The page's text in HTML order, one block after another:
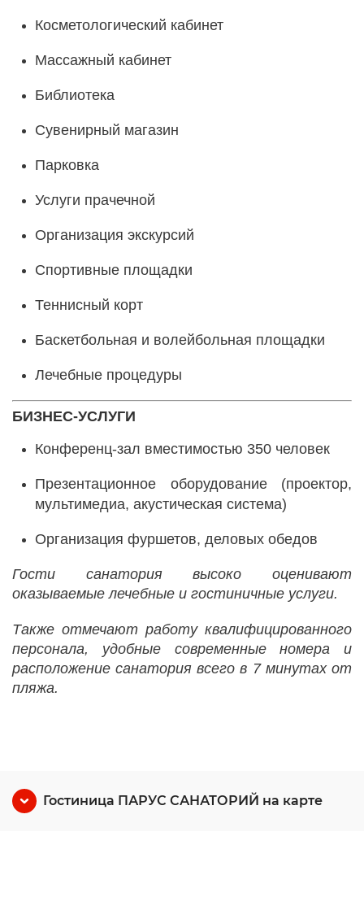
Косметологический кабинет
Массажный кабинет
Библиотека
Сувенирный магазин
Парковка
Услуги прачечной
Организация экскурсий
Спортивные площадки
Теннисный корт
Баскетбольная и волейбольная площадки
Лечебные процедуры
БИЗНЕС-УСЛУГИ
Конференц-зал вместимостью 350 человек
Презентационное оборудование (проектор,
мультимедиа, акустическая система)
Организация фуршетов, деловых обедов
Гости санатория высоко оценивают
оказываемые лечебные и гостиничные услуги.
Также отмечают работу квалифицированного
персонала, удобные современные номера и
расположение санатория всего в 7 минутах от
пляжа.
Гостиница ПАРУС САНАТОРИЙ на карте